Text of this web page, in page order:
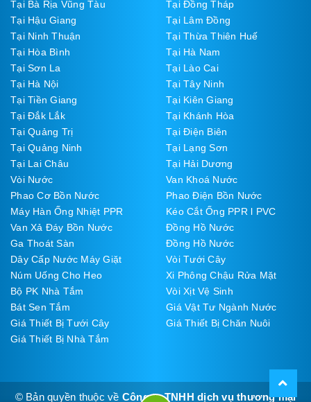
Tại Bà Rịa Vũng Tàu
Tại Đồng Tháp
Tại Hậu Giang
Tại Lâm Đồng
Tại Ninh Thuận
Tại Thừa Thiên Huế
Tại Hòa Bình
Tại Hà Nam
Tại Sơn La
Tại Lào Cai
Tại Hà Nội
Tại Tây Ninh
Tại Tiền Giang
Tại Kiên Giang
Tại Đắk Lắk
Tại Khánh Hòa
Tại Quảng Trị
Tại Điện Biên
Tại Quảng Ninh
Tại Lạng Sơn
Tại Lai Châu
Tại Hải Dương
Vòi Nước
Van Khoá Nước
Phao Cơ Bồn Nước
Phao Điện Bồn Nước
Máy Hàn Ống Nhiệt PPR
Kéo Cắt Ống PPR l PVC
Van Xả Đáy Bồn Nước
Đồng Hồ Nước
Ga Thoát Sàn
Đồng Hồ Nước
Dây Cấp Nước Máy Giặt
Vòi Tưới Cây
Núm Uống Cho Heo
Xi Phông Chậu Rửa Mặt
Bộ PK Nhà Tắm
Vòi Xịt Vệ Sinh
Bát Sen Tắm
Giá Vật Tư Ngành Nước
Giá Thiết Bị Tưới Cây
Giá Thiết Bị Chăn Nuôi
Giá Thiết Bị Nhà Tắm
© Bản quyền thuộc về Công ty TNHH dịch vụ thương mại